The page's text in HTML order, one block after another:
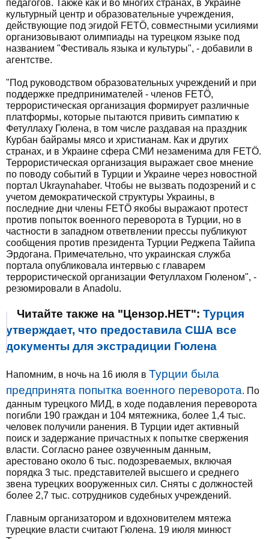
педагогов. Также как и во многих странах, в Украине
культурный центр и образовательные учреждения,
действующие под эгидой FETÖ, совместными усилиями
организовывают олимпиады на турецком языке под
названием "Фестиваль языка и культуры", - добавили в
агентстве.
"Под руководством образовательных учреждений и при
поддержке предпринимателей - членов FETÖ,
террористическая организация формирует различные
платформы, которые пытаются привить симпатию к
Фетуллаху Гюлена, в том числе раздавая на праздник
Курбан байрамы мясо и христианам. Как и других
странах, и в Украине сфера СМИ незаменима для FETÖ.
Террористическая организация выражает свое мнение
по поводу событий в Турции и Украине через новостной
портал Ukraynahaber. Чтобы не вызвать подозрений и с
учетом демократической структуры Украины, в
последние дни члены FETÖ якобы выражают протест
против попыток военного переворота в Турции, но в
частности в западном ответвлении прессы публикуют
сообщения против президента Турции Реджепа Тайипа
Эрдогана. Примечательно, что украинская служба
портала опубликовала интервью с главарем
террористической организации Фетуллахом Гюленом", -
резюмировали в Anadolu.
Читайте также на "Цензор.НЕТ": Турция
утверждает, что предоставила США все
документы для экстрадиции Гюлена
Напомним, в ночь на 16 июля в Турции была
предпринята попытка военного переворота. По
данным турецкого МИД, в ходе подавления переворота
погибли 190 граждан и 104 мятежника, более 1,4 тыс.
человек получили ранения. В Турции идет активный
поиск и задержание причастных к попытке свержения
власти. Согласно ранее озвученным данным,
арестовано около 6 тыс. подозреваемых, включая
порядка 3 тыс. представителей высшего и среднего
звена турецких вооруженных сил. Сняты с должностей
более 2,7 тыс. сотрудников судебных учреждений.
Главным организатором и вдохновителем мятежа
турецкие власти считают Гюлена. 19 июля минюст